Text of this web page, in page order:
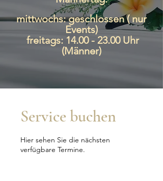
mittwochs: geschlossen ( nur
Events)
freitags: 14.00 - 23.00Uhr
(Männer)
Service buchen
Hier sehen Sie die nächsten
verfügbare Termine.